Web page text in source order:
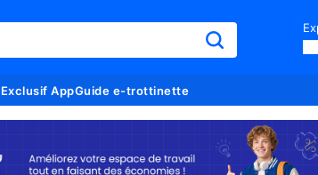
Exclusif AppGuide e-trottinette